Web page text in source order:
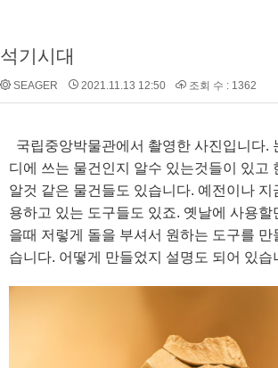
석기시대
SEAGER 2021.11.13 12:50 조회 수 : 1362
국립중앙박물관에서 촬영한 사진입니다.
디에 쓰는 물건인지 알수 있는것들이 있고
알것 같은 물건들도 있습니다. 예전이나 지
용하고 있는 도구들도 있죠. 옛날에 사용할
을때 저렇게 돌을 부셔서 원하는 도구를 만
습니다. 어떻게 만들었지 설명도 되어 있습